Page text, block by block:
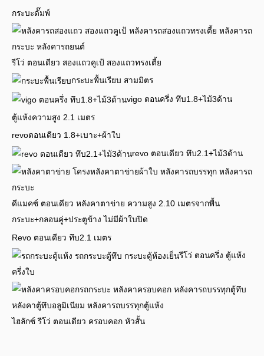
กระบะดั๊มพ์
รีโว่ ตอนเดียว สองแถวคูเป้ สองแถวทรงเตี้ย
กระบะพื้นเรียบ สามมิตร
vigo ตอนครึ่ง ทึบ1.8+ไม้3ด้าน
ตู้แห้งความสูง 2.1 เมตร
revoตอนเดียว 1.8+เบาะ+ผ้าใบ
revo ตอนเดียว ทึบ2.1+ไม้3ด้าน
ดีแมคซ์ ตอนเดียว หลังคาตาข่าย ความสูง 2.10 เมตรจากพื้น
กระบะ+กลอนคู่+ประตูข้าง ไม่มีผ้าใบปิด
Revo ตอนเดียว ทึบ2.1 เมตร
รีโว่ ตอนครึ่ง ตู้แห้ง
ครึ่งใบ
ไฮลักซ์ รีโว่ ตอนเดียว ครอบคอก หัวสั้น